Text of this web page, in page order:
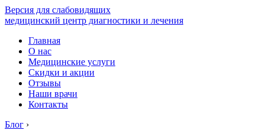
Версия для слабовидящих
медицинский центр диагностики и лечения
Главная
О нас
Медицинские услуги
Скидки и акции
Отзывы
Наши врачи
Контакты
Блог ›